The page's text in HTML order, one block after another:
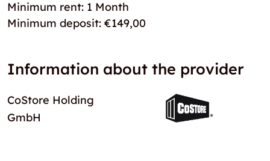
Minimum rent: 1 Month
Minimum deposit: €149,00
Information about the provider
CoStore Holding
GmbH